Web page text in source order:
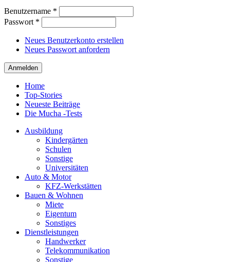
Benutzername *
Passwort *
Neues Benutzerkonto erstellen
Neues Passwort anfordern
Home
Top-Stories
Neueste Beiträge
Die Mucha -Tests
Ausbildung
Kindergärten
Schulen
Sonstige
Universitäten
Auto & Motor
KFZ-Werkstätten
Bauen & Wohnen
Miete
Eigentum
Sonstiges
Dienstleistungen
Handwerker
Telekommunikation
Sonstige